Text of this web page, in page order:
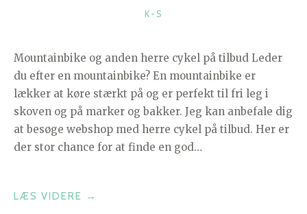
KATEGORIER
K-S
Mountainbike og anden herre cykel på tilbud Leder
du efter en mountainbike? En mountainbike er
lækker at køre stærkt på og er perfekt til fri leg i
skoven og på marker og bakker. Jeg kan anbefale dig
at besøge webshop med herre cykel på tilbud. Her er
der stor chance for at finde en god…
LÆS VIDERE “MOUNTAINBIKE”
→